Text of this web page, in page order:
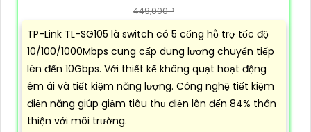
449,000 ₫
TP-Link TL-SG105 là switch có 5 cổng hỗ trợ tốc độ
10/100/1000Mbps cung cấp dung lượng chuyển tiếp
lên đến 10Gbps. Với thiết kế không quạt hoạt động
êm ái và tiết kiệm năng lượng. Công nghệ tiết kiệm
điện năng giúp giảm tiêu thụ điện lên đến 84% thân
thiện với môi trường.